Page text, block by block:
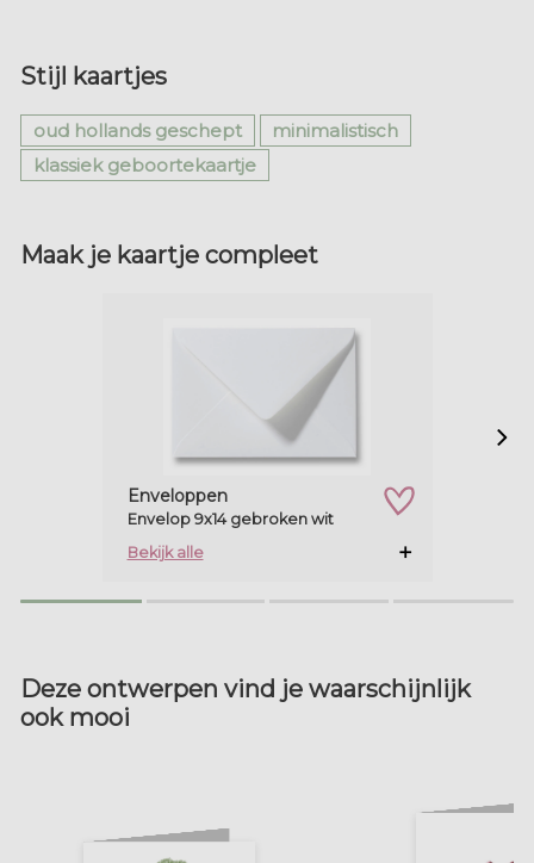
Stijl kaartjes
oud hollands geschept
minimalistisch
klassiek geboortekaartje
Maak je kaartje compleet
zet op verlanglijstje
Enveloppen
Envelop 9x14 gebroken wit
Bekijk alle
Deze ontwerpen vind je waarschijnlijk
ook mooi